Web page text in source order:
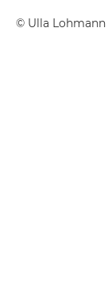
© Ulla Lohmann